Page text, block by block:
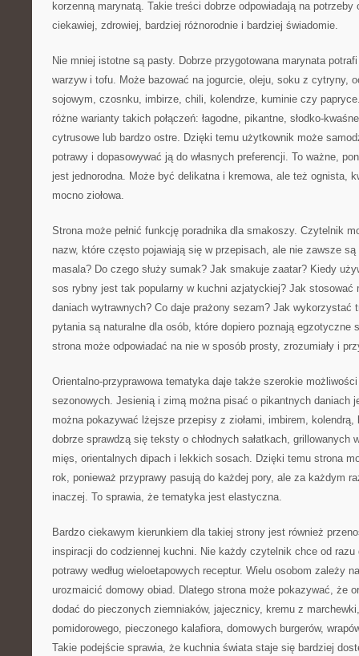
korzenną marynatą. Takie treści dobrze odpowiadają na
ciekawiej, zdrowiej, bardziej różnorodnie i bardziej świadomie.
Nie mniej istotne są pasty. Dobrze przygotowana marynata
warzyw i tofu. Może bazować na jogurcie, oleju, soku z cytryny,
sojowym, czosnku, imbirze, chili, kolendrze, kuminie czy
różne warianty takich połączeń: łagodne, pikantne, słodko-
cytrusowe lub bardzo ostre. Dzięki temu użytkownik może
potrawy i dopasowywać ją do własnych preferencji. To ważne,
jest jednorodna. Może być delikatna i kremowa, ale też ognista,
mocno ziołowa.
Strona może pełnić funkcję poradnika dla smakoszy. Czytelnik
nazw, które często pojawiają się w przepisach, ale nie zawsze
masala? Do czego służy sumak? Jak smakuje zaatar? Kiedy
sos rybny jest tak popularny w kuchni azjatyckiej? Jak stosować
daniach wytrawnych? Co daje prażony sezam? Jak wykorzystać
pytania są naturalne dla osób, które dopiero poznają egzotyczne
strona może odpowiadać na nie w sposób prosty, zrozumiały i
Orientalno-przyprawowa tematyka daje także szerokie
sezonowych. Jesienią i zimą można pisać o pikantnych daniach
można pokazywać lżejsze przepisy z ziołami, imbirem,
dobrze sprawdzą się teksty o chłodnych sałatkach, grillowanych
mięs, orientalnych dipach i lekkich sosach. Dzięki temu strona
rok, ponieważ przyprawy pasują do każdej pory, ale za każdym
inaczej. To sprawia, że tematyka jest elastyczna.
Bardzo ciekawym kierunkiem dla takiej strony jest również
inspiracji do codziennej kuchni. Nie każdy czytelnik chce od razu
potrawy według wieloetapowych receptur. Wielu osobom zależy
urozmaicić domowy obiad. Dlatego strona może pokazywać, że
dodać do pieczonych ziemniaków, jajecznicy, kremu z
pomidorowego, pieczonego kalafiora, domowych burgerów,
Takie podejście sprawia, że kuchnia świata staje się bardziej